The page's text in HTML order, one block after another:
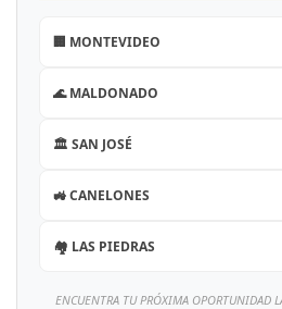
🏢 MONTEVIDEO
🌊 MALDONADO
🏛️ SAN JOSÉ
🚜 CANELONES
🏘️ LAS PIEDRAS
ENCUENTRA TU PRÓXIMA OPORTUNIDAD